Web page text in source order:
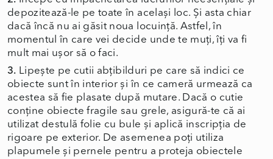
depozitează-le pe toate în același loc. Și asta chiar
dacă încă nu ai găsit noua locuință. Astfel, în
momentul în care vei decide unde te muți, îți va fi
mult mai ușor să o faci.
3. Lipește pe cutii abțibilduri pe care să indici ce
obiecte sunt în interior și în ce cameră urmează ca
acestea să fie plasate după mutare. Dacă o cutie
conține obiecte fragile sau grele, asigură-te că ai
utilizat destulă folie cu bule și aplică inscripția de
rigoare pe exterior. De asemenea poți utiliza
plapumele și pernele pentru a proteja obiectele